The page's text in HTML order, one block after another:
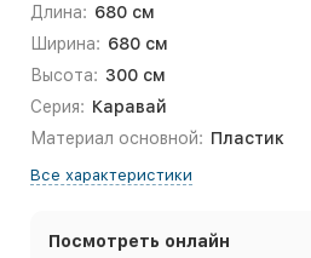
Длина: 680 см
Ширина: 680 см
Высота: 300 см
Серия: Каравай
Материал основной: Пластик
Все характеристики
Посмотреть онлайн